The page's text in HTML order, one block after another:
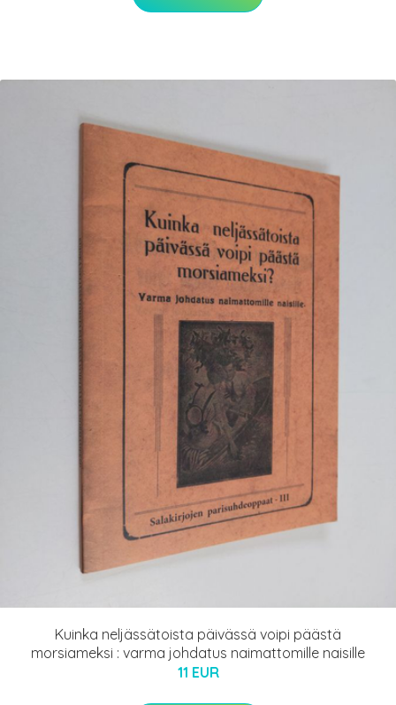
Kuinka neljässätoista päivässä voipi päästä
morsiameksi : varma johdatus naimattomille naisille
11 EUR